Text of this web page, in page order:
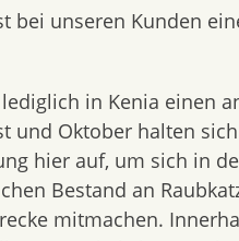
bei unseren Kunden
in Kenia einen
und Oktober halten
hier auf, um sich in
Bestand an
mitmachen.